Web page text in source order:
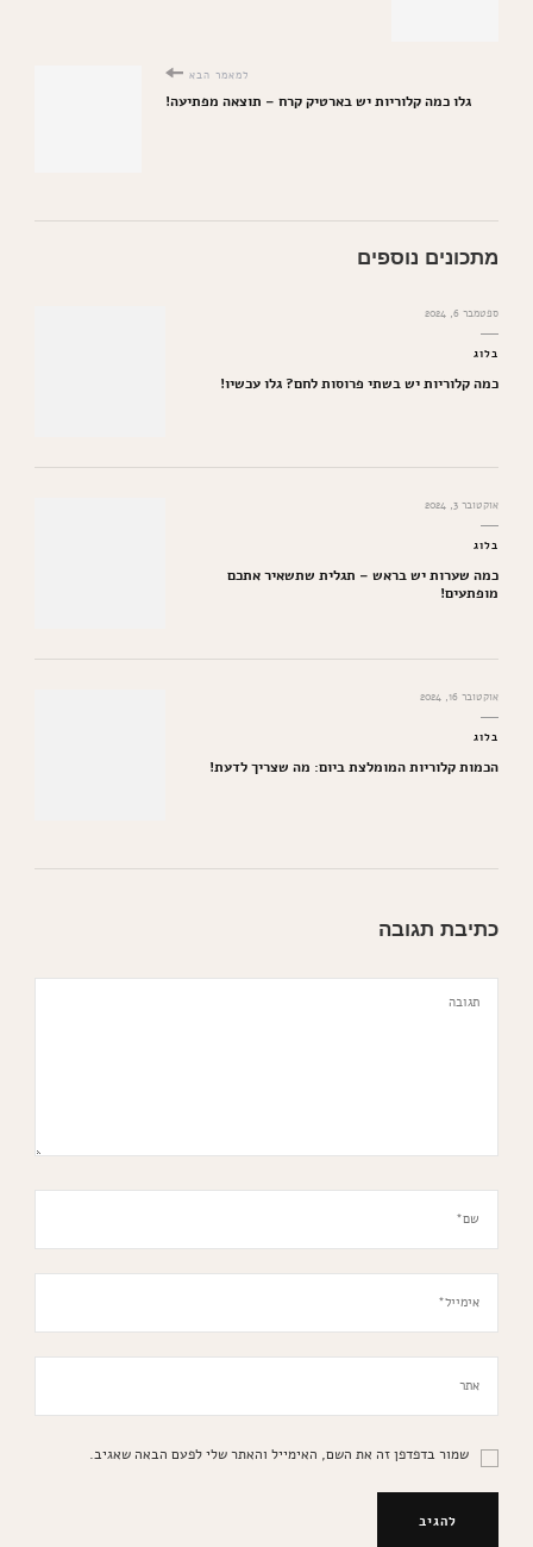
למאמר הבא
גלו כמה קלוריות יש בארטיק קרח – תוצאה מפתיעה!
מתכונים נוספים
ספטמבר 6, 2024
בלוג
כמה קלוריות יש בשתי פרוסות לחם? גלו עכשיו!
אוקטובר 3, 2024
בלוג
כמה שערות יש בראש – תגלית שתשאיר אתכם
מופתעים!
אוקטובר 16, 2024
בלוג
הכמות קלוריות המומלצת ביום: מה שצריך לדעת!
כתיבת תגובה
שמור בדפדפן זה את השם, האימייל והאתר שלי לפעם הבאה שאגיב.